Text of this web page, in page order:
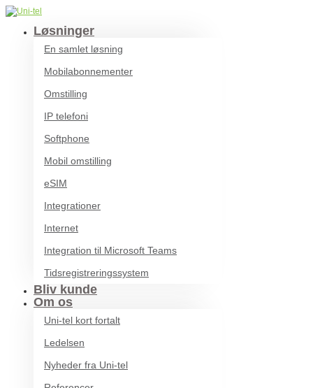
Løsninger
En samlet løsning
Mobilabonnementer
Omstilling
IP telefoni
Softphone
Mobil omstilling
eSIM
Integrationer
Internet
Integration til Microsoft Teams
Tidsregistreringssystem
Bliv kunde
Om os
Uni-tel kort fortalt
Ledelsen
Nyheder fra Uni-tel